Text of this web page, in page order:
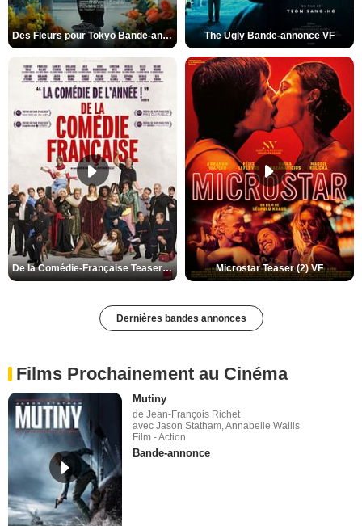
Des Fleurs pour Tokyo Bande-annonce VO STFR The Ugly Bande-annonce VF
De la Comédie-Française Teaser (3) VF Microstar Teaser (2) VF
Dernières bandes annonces
Films Prochainement au Cinéma
Mutiny
de Jean-François Richet
avec Jason Statham, Annabelle Wallis
Film - Action
Bande-annonce